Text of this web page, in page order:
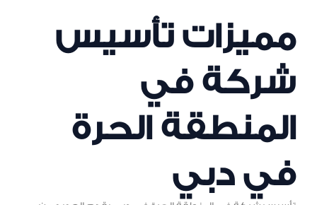
مميزات تأسيس
شركة في
المنطقة الحرة
في دبي